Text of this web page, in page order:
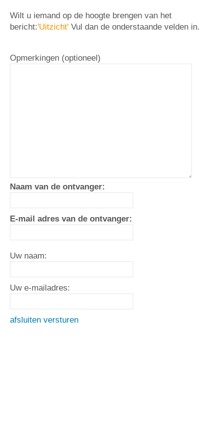
Wilt u iemand op de hoogte brengen van het
bericht:'Uitzicht' Vul dan de onderstaande velden in.
Opmerkingen (optioneel)
Naam van de ontvanger:
E-mail adres van de ontvanger:
Uw naam:
Uw e-mailadres:
afsluiten versturen